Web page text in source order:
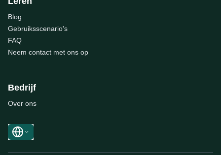
Blog
Gebruiksscenario's
FAQ
Neem contact met ons op
Bedrijf
Over ons